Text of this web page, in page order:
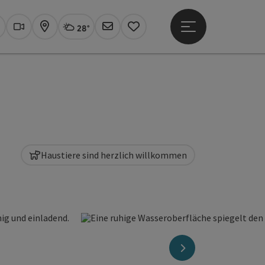
Webcams
KarteAktuelles Wetter Linz, wolkig
28°
Newsletter
Merkzettel
Hauptmenü öffnen
nächstes Element
Haustiere sind herzlich willkommen